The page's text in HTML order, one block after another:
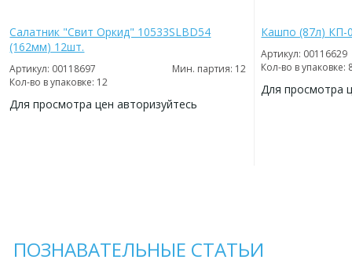
Салатник "Свит Оркид" 10533SLBD54
(162мм) 12шт.
Артикул: 00118697
Мин. партия: 12
Кол-во в упаковке: 12
Для просмотра цен авторизуйтесь
Кашпо (87л) КП-
Артикул: 00116629
Кол-во в упаковке:
Для просмотра
ПОЗНАВАТЕЛЬНЫЕ СТАТЬИ